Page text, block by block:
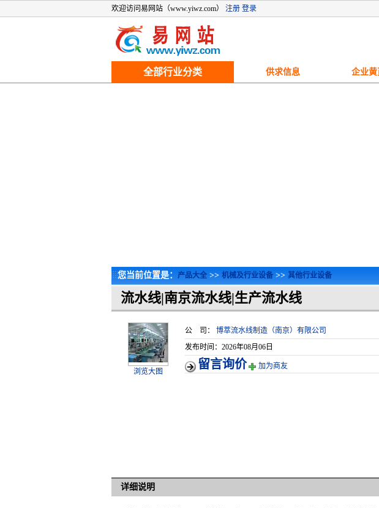
欢迎访问易网站（www.yiwz.com） 注册 登录
全部行业分类 供求信息 企业黄
您当前位置是： 产品大全 >> 机械及行业设备 >> 其他行业设备
流水线|南京流水线|生产流水线
浏览大图
公 司： 博萃流水线制造（南京）有限公司
发布时间：2026年08月06日
留言询价 加为商友
详细说明